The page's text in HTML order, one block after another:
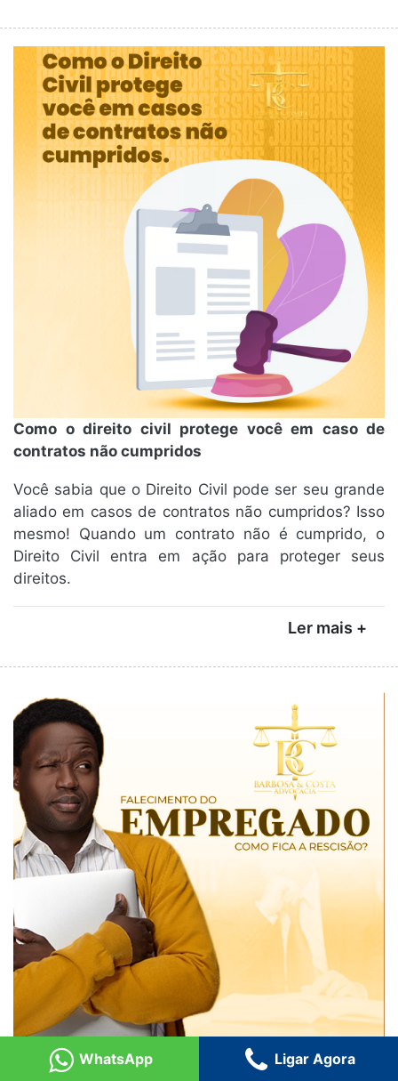
Como o direito civil protege você em caso de
contratos não cumpridos
Você sabia que o Direito Civil pode ser seu grande
aliado em casos de contratos não cumpridos? Isso
mesmo! Quando um contrato não é cumprido, o
Direito Civil entra em ação para proteger seus
direitos.
Ler mais +
Falecimento do empregado, como fica a
WhatsApp Ligar Agora